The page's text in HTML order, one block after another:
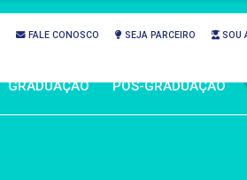
FALE CONOSCO SEJA PARCEIRO SOU
GRADUAÇÃO PÓS-GRADUAÇÃO